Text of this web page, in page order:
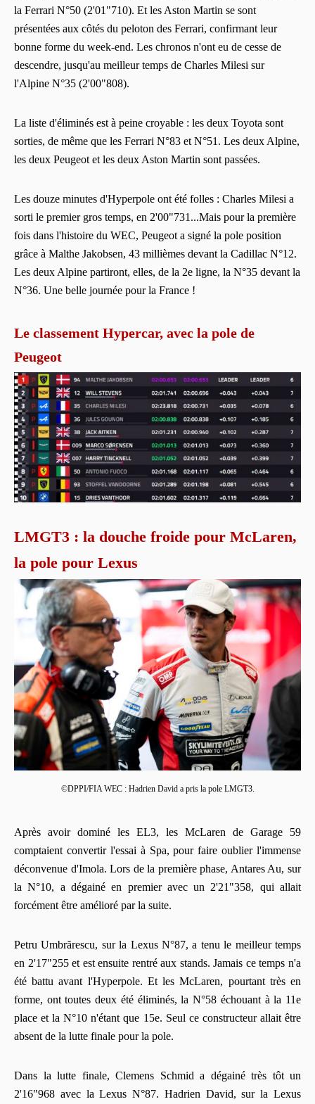
la Ferrari N°50 (2'01"710). Et les Aston Martin se sont
présentées aux côtés du peloton des Ferrari, confirmant leur
bonne forme du week-end. Les chronos n'ont eu de cesse de
descendre, jusqu'au meilleur temps de Charles Milesi sur
l'Alpine N°35 (2'00"808).
La liste d'éliminés est à peine croyable : les deux Toyota sont
sorties, de même que les Ferrari N°83 et N°51. Les deux Alpine,
les deux Peugeot et les deux Aston Martin sont passées.
Les douze minutes d'Hyperpole ont été folles : Charles Milesi a
sorti le premier gros temps, en 2'00"731...Mais pour la première
fois dans l'histoire du WEC, Peugeot a signé la pole position
grâce à Malthe Jakobsen, 43 millièmes devant la Cadillac N°12.
Les deux Alpine partiront, elles, de la 2e ligne, la N°35 devant la
N°36. Une belle journée pour la France !
Le classement Hypercar, avec la pole de
Peugeot
LMGT3 : la douche froide pour McLaren,
la pole pour Lexus
©DPPI/FIA WEC : Hadrien David a pris la pole LMGT3.
Après avoir dominé les EL3, les McLaren de Garage 59
comptaient convertir l'essai à Spa, pour faire oublier l'immense
déconvenue d'Imola. Lors de la première phase, Antares Au, sur
la N°10, a dégainé en premier avec un 2'21"358, qui allait
forcément être amélioré par la suite.
Petru Umbrărescu, sur la Lexus N°87, a tenu le meilleur temps
en 2'17"255 et est ensuite rentré aux stands. Jamais ce temps n'a
été battu avant l'Hyperpole. Et les McLaren, pourtant très en
forme, ont toutes deux été éliminés, la N°58 échouant à la 11e
place et la N°10 n'étant que 15e. Seul ce constructeur allait être
absent de la lutte finale pour la pole.
Dans la lutte finale, Clemens Schmid a dégainé très tôt un
2'16"968 avec la Lexus N°87. Hadrien David, sur la Lexus